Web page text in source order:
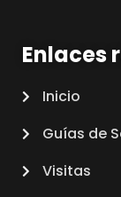
Enlaces
Inicio
Guías de
Visitas